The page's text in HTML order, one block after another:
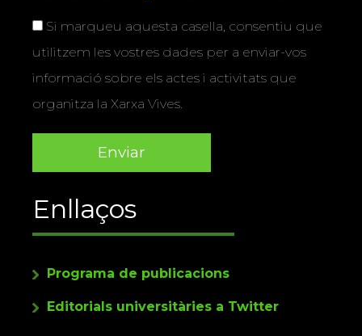
Si marqueu aquesta casella, consentiu que
utilitzem les vostres dades per a enviar-vos
informació sobre els actes i activitats que
organitza la Xarxa Vives.
Enllaços
Programa de publicacions
Editorials universitàries a Twitter